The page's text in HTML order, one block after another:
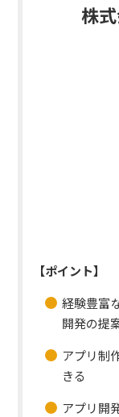
株
【ポイント】
経験豊富
開発の提
アプリ制
きる
アプリ開